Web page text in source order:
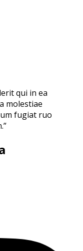
qui in ea
molestiae
fugiat ruo